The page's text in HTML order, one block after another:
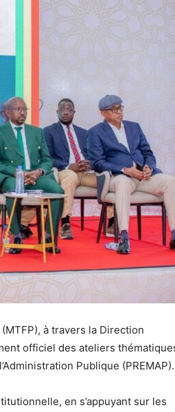
à travers la Direction
officiel des ateliers
Publique (PREMAP).
en s’appuyant sur les